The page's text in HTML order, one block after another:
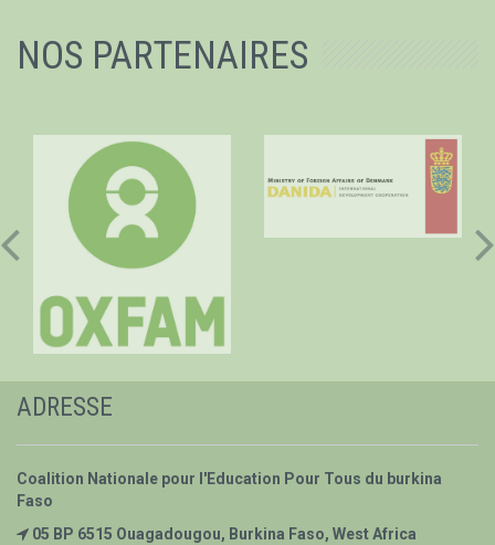
NOS PARTENAIRES
ADRESSE
Coalition Nationale pour l'Education Pour Tous du burkina
Faso
05 BP 6515 Ouagadougou, Burkina Faso, West Africa